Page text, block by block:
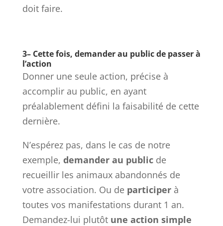
doit faire.
3– Cette fois, demander au public de passer à
l’action
Donner une seule action, précise à
accomplir au public, en ayant
préalablement défini la faisabilité de cette
dernière.
N’espérez pas, dans le cas de notre
exemple, demander au publicde
recueillir les animaux abandonnés de
votre association. Ou de participerà
toutes vos manifestations durant 1 an.
Demandez-lui plutôt une action simple